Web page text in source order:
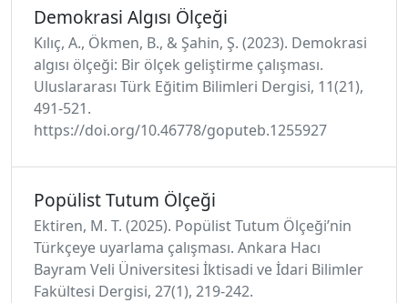
Demokrasi Algısı Ölçeği
Kılıç, A., Ökmen, B., & Şahin, Ş. (2023). Demokrasi
algısı ölçeği: Bir ölçek geliştirme çalışması.
Uluslararası Türk Eğitim Bilimleri Dergisi, 11(21),
491-521.
https://doi.org/10.46778/goputeb.1255927
Popülist Tutum Ölçeği
Ektiren, M. T. (2025). Popülist Tutum Ölçeği’nin
Türkçeye uyarlama çalışması. Ankara Hacı
Bayram Veli Üniversitesi İktisadi ve İdari Bilimler
Fakültesi Dergisi, 27(1), 219-242.